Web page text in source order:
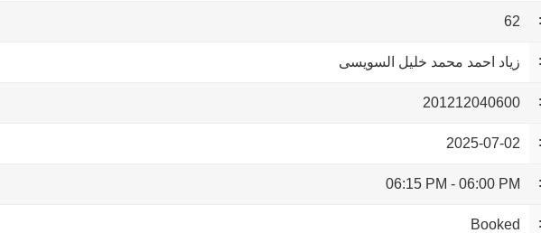
62
زياد احمد محمد خليل السويسى
201212040600
2025-07-02
06:00 PM
-
06:15 PM
Booked